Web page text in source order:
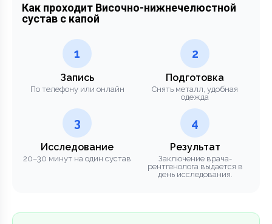
Как проходит Височно-нижнечелюстной
сустав с капой
1
Запись
По телефону или онлайн
2
Подготовка
Снять металл, удобная
одежда
3
Исследование
20–30 минут на один сустав
4
Результат
Заключение врача-
рентгенолога выдается в
день исследования.